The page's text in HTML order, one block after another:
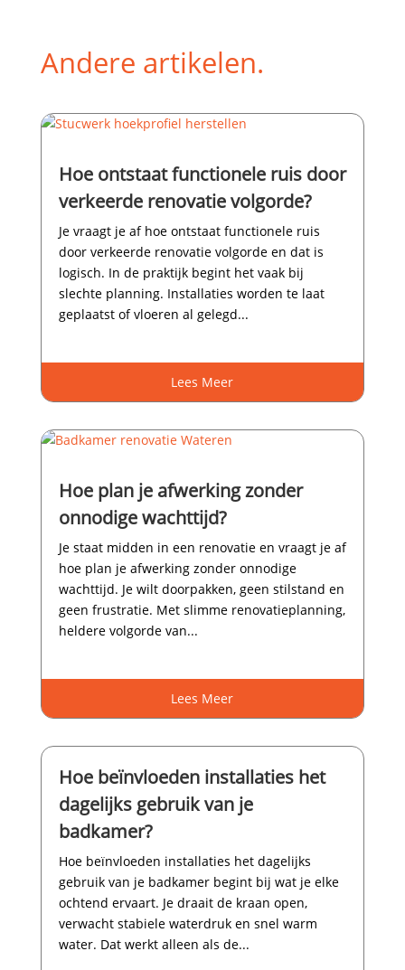
Andere artikelen.
Hoe ontstaat functionele ruis door
verkeerde renovatie volgorde?
Je vraagt je af hoe ontstaat functionele ruis
door verkeerde renovatie volgorde en dat is
logisch.​ In de praktijk begint het vaak bij
slechte planning.​ Installaties worden te laat
geplaatst of vloeren al gelegd...
Lees Meer
Hoe plan je afwerking zonder
onnodige wachttijd?
Je staat midden in een renovatie en vraagt je af
hoe plan je afwerking zonder onnodige
wachttijd.​ Je wilt doorpakken, geen stilstand en
geen frustratie.​ Met slimme renovatieplanning,
heldere volgorde van...
Lees Meer
Hoe beïnvloeden installaties het
dagelijks gebruik van je
badkamer?
Hoe beïnvloeden installaties het dagelijks
gebruik van je badkamer begint bij wat je elke
ochtend ervaart.​ Je draait de kraan open,
verwacht stabiele waterdruk en snel warm
water.​ Dat werkt alleen als de...